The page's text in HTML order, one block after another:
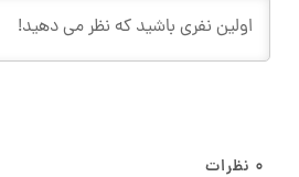
۰ نظرات